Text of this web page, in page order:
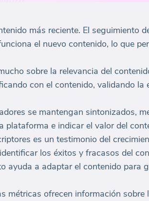
más reciente. El seguimiento
el nuevo contenido, lo que
sobre la relevancia del
con el contenido, validando la
se mantengan sintonizados,
plataforma e indicar el valor del
es un testimonio del
los éxitos y fracasos del
ayuda a adaptar el contenido para
métricas ofrecen información sobre